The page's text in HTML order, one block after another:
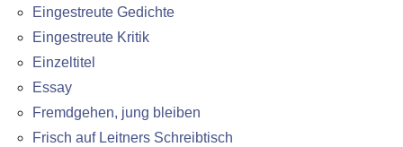
Eingestreute Gedichte
Eingestreute Kritik
Einzeltitel
Essay
Fremdgehen, jung bleiben
Frisch auf Leitners Schreibtisch